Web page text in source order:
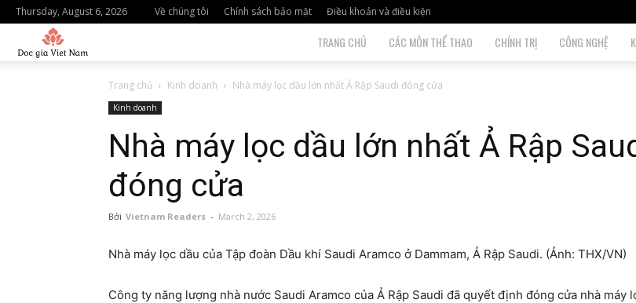
Thursday, August 6, 2026 Về chúng tôi Chính sách bảo mật Điều khoản và điều kiện
nam
TRANG CHỦ CÁC MÔN THỂ THAO CHÍNH TRỊ CÔNG NGHỆ
Trang chủ Kinh doanh Nhà máy lọc dầu lớn nhất Ả Rập Saudi đóng cửa
Kinh doanh
Nhà máy lọc dầu lớn nhất Ả Rập
đóng cửa
Bởi Vietnam Readers - March 2, 2026
Nhà máy lọc dầu của Tập đoàn Dầu khí Saudi Aramco ở Dammam, Ả Rập Saudi. (Ảnh: THX/VN)
Công ty năng lượng nhà nước Saudi Aramco của Ả Rập Saudi đã quyết định đóng cửa nhà máy